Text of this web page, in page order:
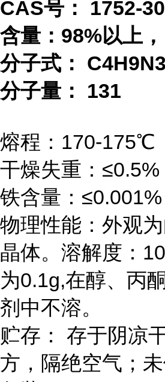
CAS号： 1752-
含量：98%以上，
分子式：
分子量： 131
熔程：170-175℃
干燥失重：≤0.5%
铁含量：≤0.001%
物理性能：外观
晶体。溶解度：
为0.1g,在醇、丙
剂中不溶。
贮存： 存于阴凉
方，隔绝空气；